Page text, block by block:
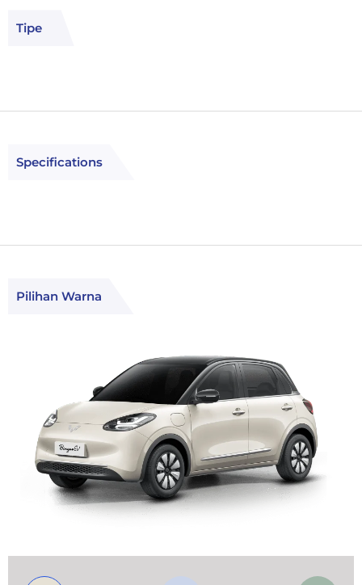
Tipe
Specifications
Pilihan Warna